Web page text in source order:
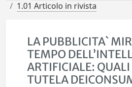
1.01 Articolo in rivista
LA PUBBLICITA`
TEMPO
ARTIFICIALE: QUALI
TUTELA